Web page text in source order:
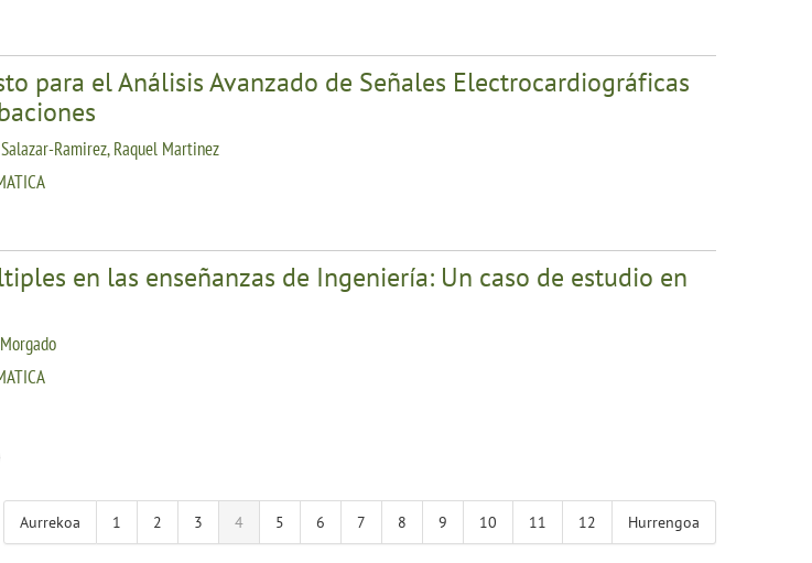
para el Análisis Avanzado de Señales Electrocardiográficas
Ramirez, Raquel Martinez
en las enseñanzas de Ingeniería: Un caso de estudio en
Aurrekoa 1 2 3 4 5 6 7 8 9 10 11 12 Hurrengoa